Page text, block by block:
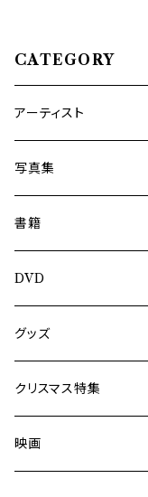
CATEGORY
アーティスト
内海利勝
南博
ASA-CHANG
Jun Kawabata
Mooney
ミャンマー伝統音楽
写真集
Jun Kawabata
旅の記憶
書籍
DVD
グッズ
Tシャツ
クリスマス特集
映画